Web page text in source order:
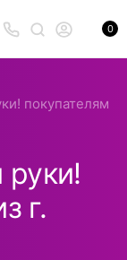
0
покупателям
г.